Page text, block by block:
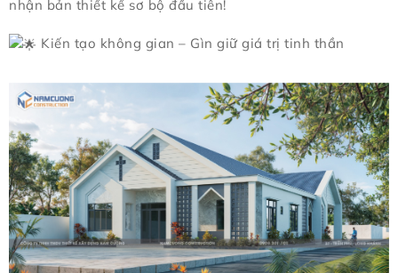
nhận bản thiết kế sơ bộ đầu tiên!
Kiến tạo không gian – Gìn giữ giá trị tinh thần